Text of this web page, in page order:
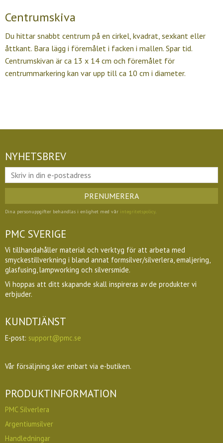
Centrumskiva
Du hittar snabbt centrum på en cirkel, kvadrat, sexkant eller
åttkant. Bara lägg i föremålet i facken i mallen. Spar tid.
Centrumskivan är ca 13 x 14 cm och föremålet för
centrummarkering kan var upp till ca 10 cm i diameter.
NYHETSBREV
PRENUMERERA
Dina personuppgifter behandlas i enlighet med vår integritetspolicy.
PMC SVERIGE
Vi tillhandahåller material och verktyg för att arbeta med
smyckestillverkning i bland annat formsilver/silverlera, emaljering,
glasfusing, lampworking och silversmide.
Vi hoppas att ditt skapande skall inspireras av de produkter vi
erbjuder.
KUNDTJÄNST
E-post: support@pmc.se
Vår försäljning sker enbart via e-butiken.
PRODUKTINFORMATION
PMC Silverlera
Argentiumsilver
Handledningar